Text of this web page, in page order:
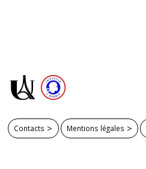
Contacts Mentions légales